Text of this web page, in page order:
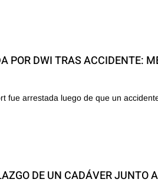
POR DWI TRAS ACCIDENTE:
fue arrestada luego de que un
DE UN CADÁVER JUNTO